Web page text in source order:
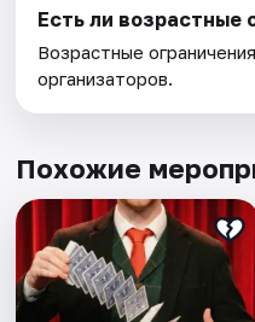
Есть ли возрастные
Возрастные
организаторов.
Похожие